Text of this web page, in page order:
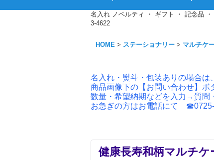
名入れ ノベルティ ・ ギフト ・ 記念品
3-4622
HOME > ステーショナリー > マルチケ
名入れ・熨斗・包装ありの場合は、
商品画像下の【お問い合わせ】ボ
数量・希望納期などを入力→質問
お急ぎの方はお電話にて
健康長寿和柄マルチケ